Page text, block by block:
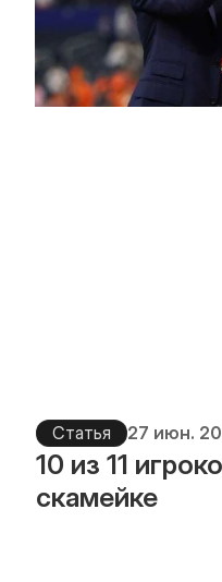
Статья 27 июн.
10 из 11
скамейке